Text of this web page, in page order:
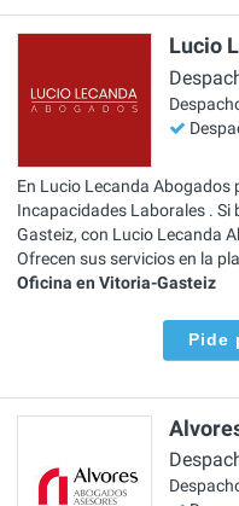
Lucio
En Lucio Lecanda
Incapacidades Laborales .
Gasteiz, con Lucio Lecanda
Ofrecen sus servicios en la
Oficina en Vitoria-Gasteiz
Pide